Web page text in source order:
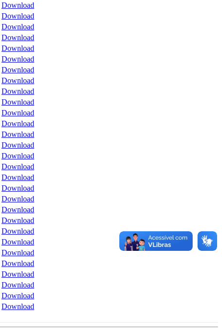
Download
Download
Download
Download
Download
Download
Download
Download
Download
Download
Download
Download
Download
Download
Download
Download
Download
Download
Download
Download
Download
Download
Download
Download
Download
Download
Download
Download
Download